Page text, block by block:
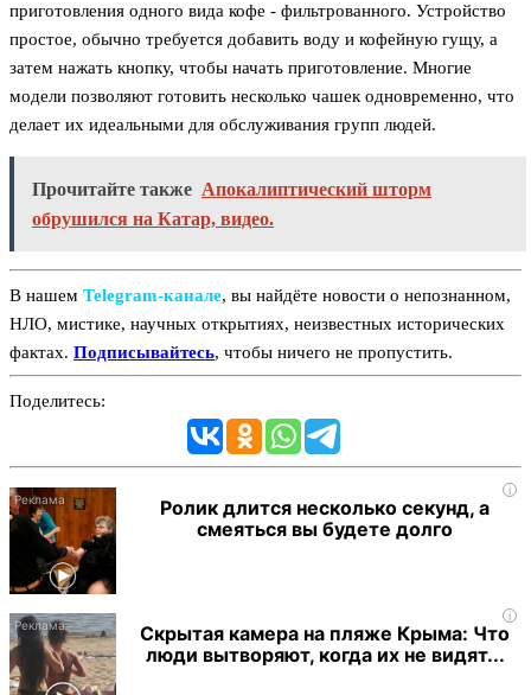
приготовления одного вида кофе - фильтрованного. Устройство
простое, обычно требуется добавить воду и кофейную гущу, а
затем нажать кнопку, чтобы начать приготовление. Многие
модели позволяют готовить несколько чашек одновременно, что
делает их идеальными для обслуживания групп людей.
Прочитайте также Апокалиптический шторм
обрушился на Катар, видео.
В нашем Telegram‑канале, вы найдёте новости о непознанном,
НЛО, мистике, научных открытиях, неизвестных исторических
фактах. Подписывайтесь, чтобы ничего не пропустить.
Поделитесь:
i
Ролик длится несколько секунд, а
смеяться вы будете долго
i
Скрытая камера на пляже Крыма: Что
люди вытворяют, когда их не видят...